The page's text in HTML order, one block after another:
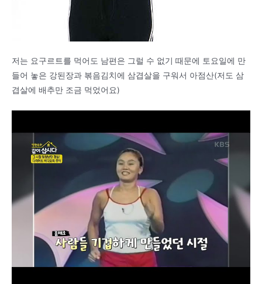
저는 요구르트를 먹어도 남편은 그럴 수 없기 때문에 토요일에 만
들어 놓은 강된장과 볶음김치에 삼겹살을 구워서 아점산(저도 삼
겹살에 배추만 조금 먹었어요)